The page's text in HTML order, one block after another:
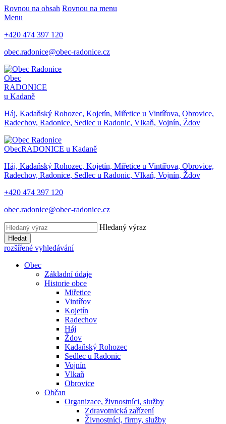
Rovnou na obsah Rovnou na menu
Menu
+420 474 397 120
obec.radonice@obec-radonice.cz
Obec
RADONICE
u Kadaně
Háj, Kadaňský Rohozec, Kojetín, Miřetice u Vintířova, Obrovice,
Radechov, Radonice, Sedlec u Radonic, Vlkaň, Vojnín, Ždov
ObecRADONICE u Kadaně
Háj, Kadaňský Rohozec, Kojetín, Miřetice u Vintířova, Obrovice,
Radechov, Radonice, Sedlec u Radonic, Vlkaň, Vojnín, Ždov
+420 474 397 120
obec.radonice@obec-radonice.cz
Hledaný výraz
Hledat
rozšířené vyhledávání
Obec
Základní údaje
Historie obce
Miřetice
Vintířov
Kojetín
Radechov
Háj
Ždov
Kadaňský Rohozec
Sedlec u Radonic
Vojnín
Vlkaň
Obrovice
Občan
Organizace, živnostníci, služby
Zdravotnická zařízení
Živnostníci, firmy, služby